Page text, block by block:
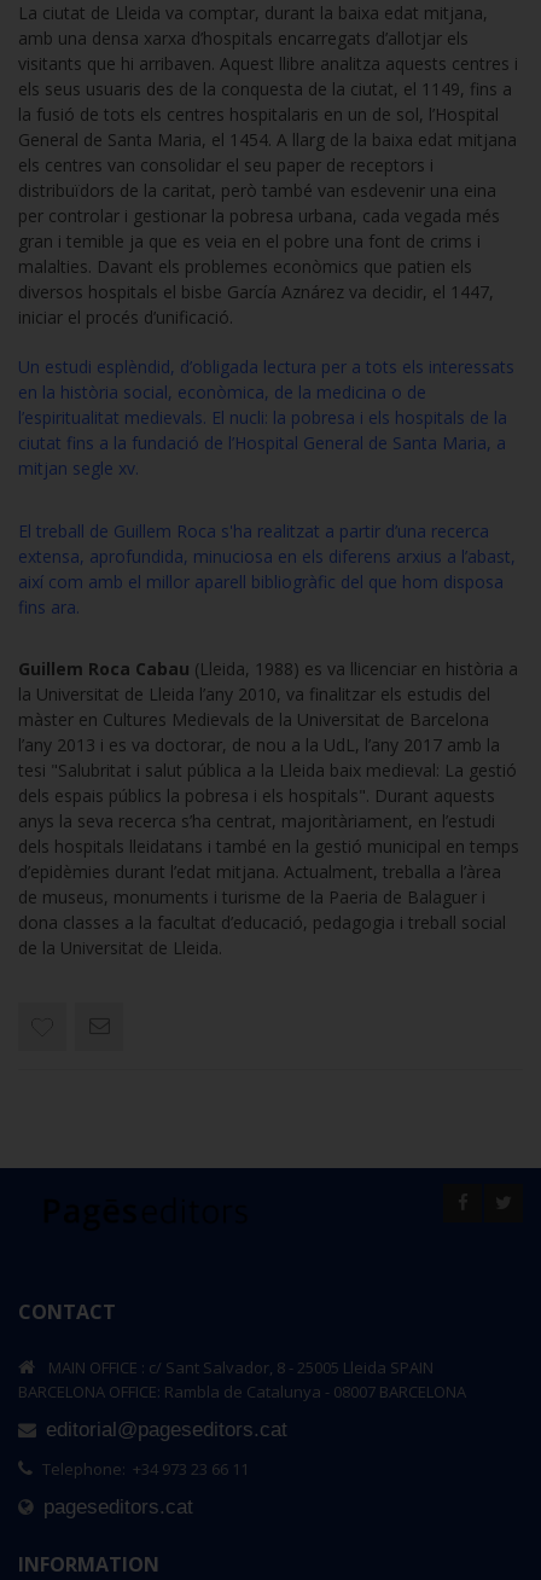
La ciutat de Lleida va comptar, durant la baixa edat mitjana,
amb una densa xarxa d’hospitals encarregats d’allotjar els
visitants que hi arribaven. Aquest llibre analitza aquests centres i
els seus usuaris des de la conquesta de la ciutat, el 1149, fins a
la fusió de tots els centres hospitalaris en un de sol, l’Hospital
General de Santa Maria, el 1454. A llarg de la baixa edat mitjana
els centres van consolidar el seu paper de receptors i
distribuïdors de la caritat, però també van esdevenir una eina
per controlar i gestionar la pobresa urbana, cada vegada més
gran i temible ja que es veia en el pobre una font de crims i
malalties. Davant els problemes econòmics que patien els
diversos hospitals el bisbe García Aznárez va decidir, el 1447,
iniciar el procés d’unificació.
Un estudi esplèndid, d’obligada lectura per a tots els interessats
en la història social, econòmica, de la medicina o de
l’espiritualitat medievals. El nucli: la pobresa i els hospitals de la
ciutat fins a la fundació de l’Hospital General de Santa Maria, a
mitjan segle xv.
El treball de Guillem Roca s'ha realitzat a partir d’una recerca
extensa, aprofundida, minuciosa en els diferens arxius a l’abast,
així com amb el millor aparell bibliogràfic del que hom disposa
fins ara.
Guillem Roca Cabau (Lleida, 1988) es va llicenciar en història a
la Universitat de Lleida l’any 2010, va finalitzar els estudis del
màster en Cultures Medievals de la Universitat de Barcelona
l’any 2013 i es va doctorar, de nou a la UdL, l’any 2017 amb la
tesi "Salubritat i salut pública a la Lleida baix medieval: La gestió
dels espais públics la pobresa i els hospitals". Durant aquests
anys la seva recerca s’ha centrat, majoritàriament, en l’estudi
dels hospitals lleidatans i també en la gestió municipal en temps
d’epidèmies durant l’edat mitjana. Actualment, treballa a l’àrea
de museus, monuments i turisme de la Paeria de Balaguer i
dona classes a la facultat d’educació, pedagogia i treball social
de la Universitat de Lleida.
CONTACT
MAIN OFFICE : c/ Sant Salvador, 8 - 25005 Lleida SPAIN
BARCELONA OFFICE: Rambla de Catalunya - 08007 BARCELONA
editorial@pageseditors.cat
Telephone: +34 973 23 66 11
pageseditors.cat
INFORMATION